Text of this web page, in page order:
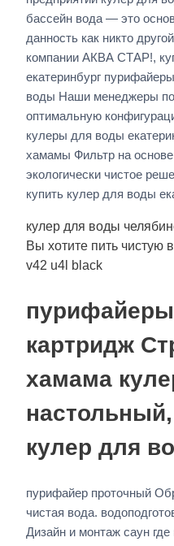
бассейн вода — это
данность как никто
компании АКВА СТАР!,
екатеринбург
воды Наши менеджеры
оптимальную
кулеры для воды
хамамы Фильтр на
экологически чистое
купить кулер для воды
кулер для воды
Вы хотите пить чистую
v42 u4l black
картридж
хамама
кулер для
пурифайер проточный
чистая вода.
Дизайн и монтаж саун